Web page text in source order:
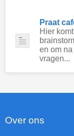
Praat
Hier
en om
vragen...
Over ons